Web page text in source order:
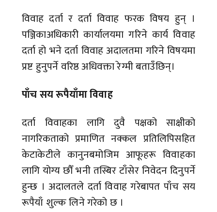
विवाह दर्ता र दर्ता विवाह फरक विषय हुन् ।
पञ्जिकाअधिकारी कार्यालयमा गरिने कार्य विवाह
दर्ता हो भने दर्ता विवाह अदालतमा गरिने विषयमा
प्रष्ट हुनुपर्ने वरिष्ठ अधिवक्ता रेग्मी बताउँछिन्।
पाँच सय रूपैयाँमा विवाह
दर्ता विवाहका लागि दुवै पक्षको साक्षीको
नागरिकताको प्रमाणित नक्कल प्रतिलिपिसहित
केटाकेटीले कानुनबमोजिम आफूहरू विवाहका
लागि योग्य छौँ भनी तस्बिर टाँसेर निवेदन दिनुपर्ने
हुन्छ । अदालतले दर्ता विवाह गरेबापत पाँच सय
रूपैयाँ शुल्क लिने गरेको छ ।